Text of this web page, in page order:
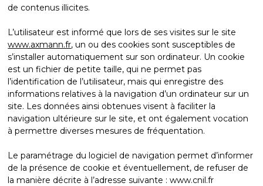
de contenus illicites.
L’utilisateur est informé que lors de ses visites sur le site
www.axmann.fr, un ou des cookies sont susceptibles de
s’installer automatiquement sur son ordinateur. Un cookie
est un fichier de petite taille, qui ne permet pas
l’identification de l’utilisateur, mais qui enregistre des
informations relatives à la navigation d’un ordinateur sur un
site. Les données ainsi obtenues visent à faciliter la
navigation ultérieure sur le site, et ont également vocation
à permettre diverses mesures de fréquentation.
Le paramétrage du logiciel de navigation permet d’informer
de la présence de cookie et éventuellement, de refuser de
la manière décrite à l’adresse suivante : www.cnil.fr